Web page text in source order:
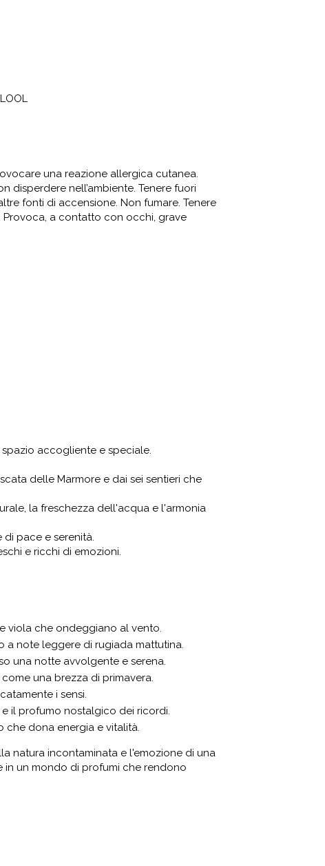
una reazione allergica cutanea.
disperdere nell’ambiente. Tenere fuori
fonti di accensione. Non fumare. Tenere
a contatto con occhi, grave
accogliente e speciale.
delle Marmore e dai sei sentieri che
la freschezza dell'acqua e l'armonia
pace e serenità.
e ricchi di emozioni.
viola che ondeggiano al vento.
a note leggere di rugiada mattutina.
una notte avvolgente e serena.
una brezza di primavera.
i sensi.
il profumo nostalgico dei ricordi.
che dona energia e vitalità.
natura incontaminata e l'emozione di una
in un mondo di profumi che rendono